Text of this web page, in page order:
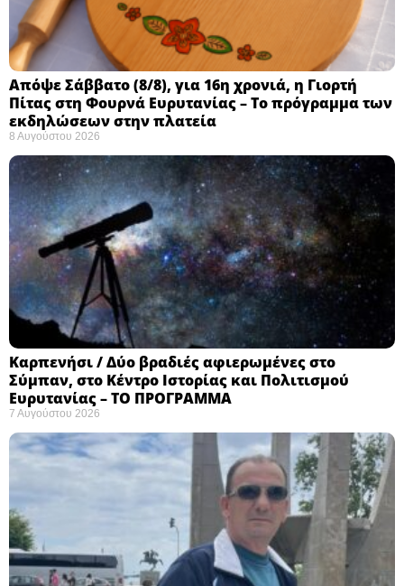
Απόψε Σάββατο (8/8), για 16η χρονιά, η Γιορτή
Πίτας στη Φουρνά Ευρυτανίας – Το πρόγραμμα των
εκδηλώσεων στην πλατεία
8 Αυγούστου 2026
Καρπενήσι / Δύο βραδιές αφιερωμένες στο
Σύμπαν, στο Κέντρο Ιστορίας και Πολιτισμού
Ευρυτανίας – ΤΟ ΠΡΟΓΡΑΜΜΑ
7 Αυγούστου 2026